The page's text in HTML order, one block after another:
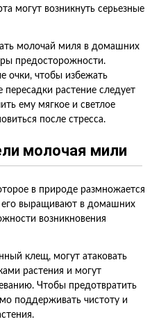
могут возникнуть серьезные
молочай миля в домашних
предосторожности.
очки, чтобы избежать
пересадки растение следует
ему мягкое и светлое
после стресса.
молочая мили
в природе размножается
выращивают в домашних
возникновения
клещ, могут атаковать
растения и могут
Чтобы предотвратить
поддерживать чистоту и